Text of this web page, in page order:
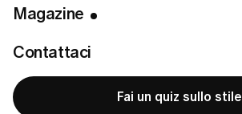
Magazine
Contattaci
Fai un quiz sullo stile
Guida stagionale
Come indossare la sciarpa